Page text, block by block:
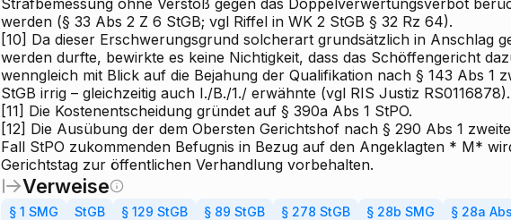
Strafbemessung ohne Verstoß gegen das Doppelverwertungsverbot
werden (§ 33 Abs 2 Z 6 StGB; vgl Riffel in WK 2 StGB § 32 Rz 64).
[10] Da dieser Erschwerungsgrund solcherart grundsätzlich in Anschlag
werden durfte, bewirkte es keine Nichtigkeit, dass das Schöffengericht
wenngleich mit Blick auf die Bejahung der Qualifikation nach § 143 Abs 1
StGB irrig – gleichzeitig auch I./B./1./ erwähnte (vgl RIS Justiz RS0116878).
[11] Die Kostenentscheidung gründet auf § 390a Abs 1 StPO.
[12] Die Ausübung der dem Obersten Gerichtshof nach § 290 Abs 1
Fall StPO zukommenden Befugnis in Bezug auf den Angeklagten * M*
Gerichtstag zur öffentlichen Verhandlung vorbehalten.
Verweise
§ 1 SMG StGB § 129 StGB § 89 StGB § 278 StGB § 28b SMG § 28a